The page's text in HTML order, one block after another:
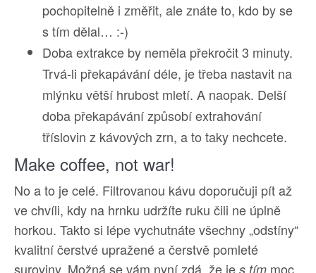
pochopitelně i změřit, ale znáte to, kdo by se
s tím dělal… :-)
Doba extrakce by neměla překročit 3 minuty.
Trvá-li překapávání déle, je třeba nastavit na
mlýnku větší hrubost mletí. A naopak. Delší
doba překapávání způsobí extrahování
tříslovin z kávových zrn, a to taky nechcete.
Make coffee, not war!
No a to je celé. Filtrovanou kávu doporučuji pít až
ve chvíli, kdy na hrnku udržíte ruku čili ne úplně
horkou. Takto si lépe vychutnáte všechny „odstíny“
kvalitní čerstvé upražené a čerstvě pomleté
suroviny. Možná se vám nyní zdá, že je s tím moc